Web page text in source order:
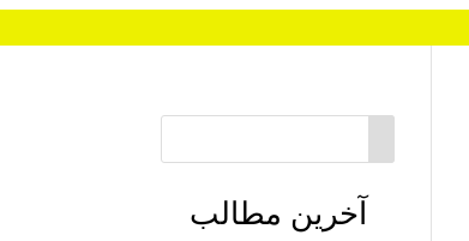
آخرین مطالب